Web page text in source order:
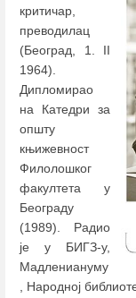
критичар,
преводилац
(Београд, 1. II
1964).
Дипломирао
на Катедри за
општу
књижевност
Филолошког
факултета у
Београду
(1989). Радио
је у БИГЗ-у,
Мадлениануму
, Народној